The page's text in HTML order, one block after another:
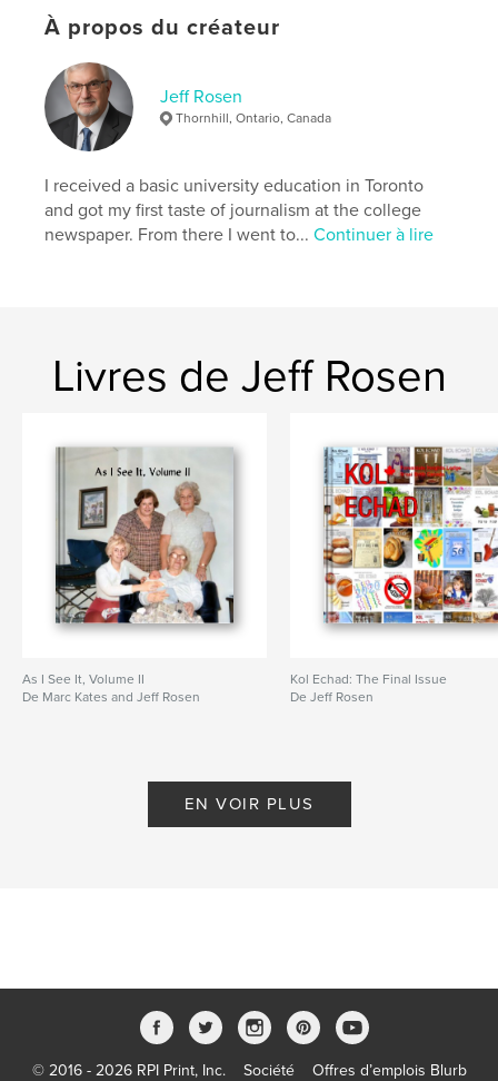
À propos du créateur
Jeff Rosen
Thornhill, Ontario, Canada
I received a basic university education in Toronto
and got my first taste of journalism at the college
newspaper. From there I went to...Continuer à lire
Livres de Jeff Rosen
As I See It, Volume II
De Marc Kates and Jeff Rosen
Kol Echad: The Final Issue
De Jeff Rosen
EN VOIR PLUS
© 2016 - 2026 RPI Print, Inc. Société Offres d’emplois Blurb